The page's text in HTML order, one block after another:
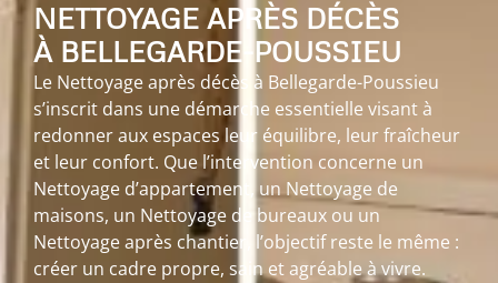
NETTOYAGE APRÈS DÉCÈS
À BELLEGARDE-POUSSIEU
Le Nettoyage après décès à Bellegarde-Poussieu
s’inscrit dans une démarche essentielle visant à
redonner aux espaces leur équilibre, leur fraîcheur
et leur confort. Que l’intervention concerne un
Nettoyage d’appartement, un Nettoyage de
maisons, un Nettoyage de bureaux ou un
Nettoyage après chantier, l’objectif reste le même :
créer un cadre propre, sain et agréable à vivre.